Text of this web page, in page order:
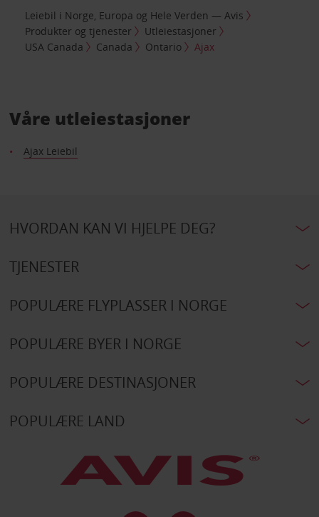
Leiebil i Norge, Europa og Hele Verden — Avis
Produkter og tjenester
Utleiestasjoner
USA Canada
Canada Ontario Ajax
Våre utleiestasjoner
Ajax Leiebil
HVORDAN KAN VI HJELPE DEG?
TJENESTER
POPULÆRE FLYPLASSER I NORGE
POPULÆRE BYER I NORGE
POPULÆRE DESTINASJONER
POPULÆRE LAND